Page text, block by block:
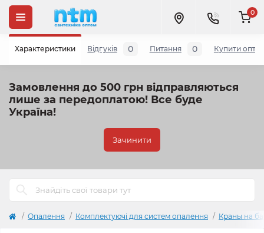
Замовлення до 500 грн відправляються
лише за передоплатою! Все буде
Україна!
Зачинити
0
Опалення Комплектуючі для систем опалення Краны на
Характеристики Відгуків 0 Питання 0 Купити